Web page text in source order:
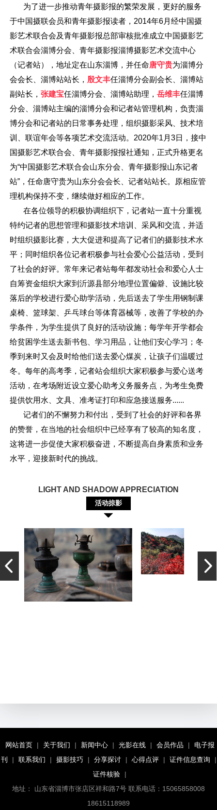
为了进一步推动青年摄影报的繁荣发展，更好的服务
于中国摄联会员和青年摄影报读者， 2014年6月经中国摄
影艺术联合会及青年摄影报总部审核批准成立中国摄影艺
术联合会淄博分会、青年摄影报淄博摄影艺术交流中心
（记者站），地址定在山东淄博，并任命唐守贵为淄博分
会会长、淄博站站长， 殷文丰任淄博分会副 会长、淄博站
副 站长 ， 张建宝任淄博分会 、淄博站助理， 岳维丰任淄博
分会 、淄博站主编的淄博分会和记者站管理机构，负责淄
博分会和记者站的日常事务处理，组织摄影采风、技术培
训、联谊年会等各项艺术交流活动。2020年1月3日，接中
国摄影艺术联合会、青年摄影报报社通知，正式升格更名
为“中国摄影艺术联合会山东分会、青年摄影报山东记者
站”，任命唐守贵为山东分会会长、记者站站长。原相应管
理机构保持不变，继续做好相应的工作。
在各位领导的积极协调组织下，记者站一直十分重视
特约记者的思想管理和摄影技术培训、采风和交流，并适
时组织摄影比赛，大大促进和提高了记者们的摄影技术水
平；同时组织各位记者积极参与社会爱心公益活动，受到
了社会的好评。常年来记者站每年都发动社会和爱心人士
自筹资金组织大家到沂源县部分地理位置偏僻、设施比较
落后的学校进行爱心助学活动，先后送去了学生用钢制课
桌椅、篮球架、乒乓球台等体育器械等，改善了学校的办
学条件，为学生提供了良好的活动设施；每学年开学都会
给贫困学生送去新书包、学习用品，让他们安心学习；冬
季到来时又会及时给他们送去爱心煤炭，让孩子们温暖过
冬。每年的高考季，记者站会组织大家积极参与爱心送考
活动，在考场附近设立爱心助考义务服务点，为考生免费
提供饮用水、文具、准考证打印和应急接送服务......
记者们的不懈努力和付出，受到了社会的好评和各界
的赞誉，在当地的社会组织中已经享有了较高的知名度，
这将进一步促使大家积极奋进，不断提高自身素质和业务
水平，迎接新时代的挑战。
LIGHT AND SHADOW APPRECIATION
活动掠影
网站首页 | 关于我们 | 新闻中心 | 光影在线 | 会员作品 |
电子报
刊
| 联系我们 | 摄影技巧 | 分享探讨 | 心得点评 | 证件信息查询
|
证件核验
|
地址： 山东省淄博市张店区祥和路7号 联系电话：15065858008
18615118989